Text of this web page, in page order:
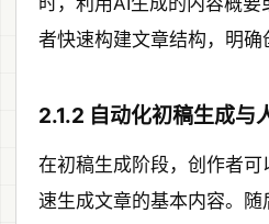
者快速构建文章结构，明确
2.1.2 自动化初稿生成与
在初稿生成阶段，创作者
速生成文章的基本内容。